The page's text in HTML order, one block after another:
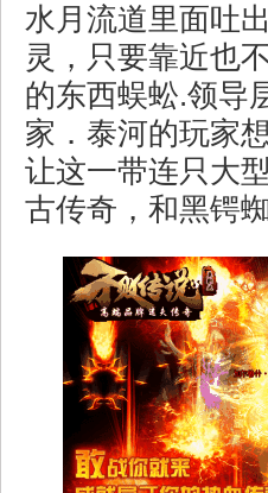
水月流道里面吐
灵，只要靠近也
的东西蜈蚣.领导
家．泰河的玩家
让这一带连只大
古传奇，和黑锷